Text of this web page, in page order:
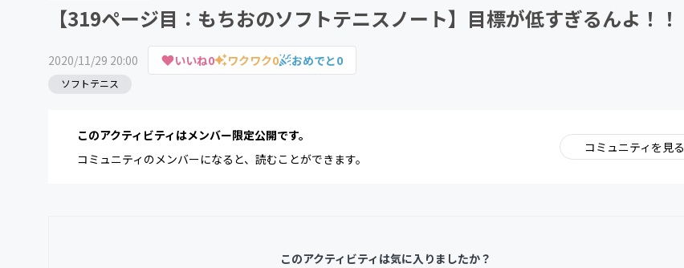
【319ページ目：もちおのソフトテニスノート】目標が低すぎるんよ！！
2020/11/29 20:00 いいね0 ワクワク0 おめでと0
ソフトテニス
このアクティビティはメンバー限定公開です。
コミュニティのメンバーになると、読むことができます。
コミュニティを見る
このアクティビティは気に入りましたか？